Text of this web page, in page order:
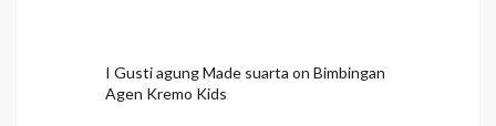
I Gusti agung Made suarta on Bimbingan
Agen Kremo Kids